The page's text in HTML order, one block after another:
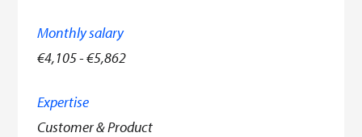
Monthly salary
€4,105 - €5,862
Expertise
Customer & Product